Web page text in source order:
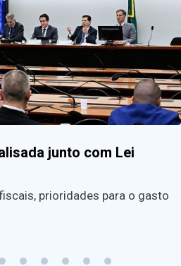
junto com Lei
prioridades para o gasto